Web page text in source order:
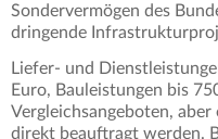
Sondervermögen des
dringende
Liefer- und
Euro, Bauleistungen bis
Vergleichsangeboten,
direkt beauftragt werden.